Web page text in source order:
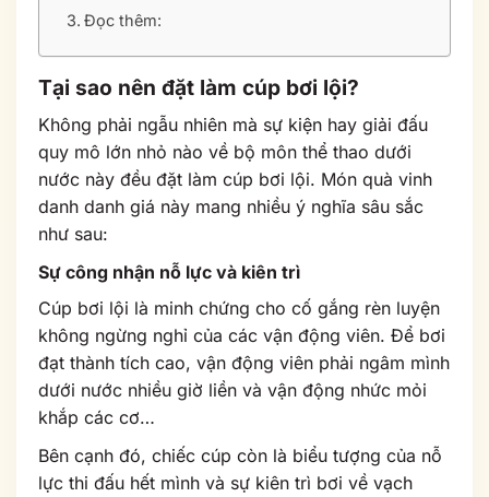
Đọc thêm:
Tại sao nên đặt làm cúp bơi lội?
Không phải ngẫu nhiên mà sự kiện hay giải đấu
quy mô lớn nhỏ nào về bộ môn thể thao dưới
nước này đều đặt làm cúp bơi lội. Món quà vinh
danh danh giá này mang nhiều ý nghĩa sâu sắc
như sau:
Sự công nhận nỗ lực và kiên trì
Cúp bơi lội là minh chứng cho cố gắng rèn luyện
không ngừng nghỉ của các vận động viên. Để bơi
đạt thành tích cao, vận động viên phải ngâm mình
dưới nước nhiều giờ liền và vận động nhức mỏi
khắp các cơ…
Bên cạnh đó, chiếc cúp còn là biểu tượng của nỗ
lực thi đấu hết mình và sự kiên trì bơi về vạch